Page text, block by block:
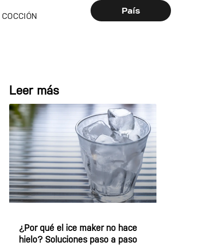
COCCIÓN
País
Leer más
¿Por qué el ice maker no hace
hielo? Soluciones paso a paso